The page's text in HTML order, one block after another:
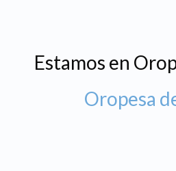
Estamos en
Oropesa